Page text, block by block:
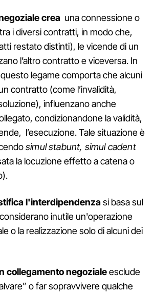
crea una connessione o
i diversi contratti, in modo che,
restato distinti), le vicende di un
l’altro contratto e viceversa. In
legame comporta che alcuni
contratto (come l’invalidità,
influenzano anche
condizionandone la validità,
l’esecuzione. Tale situazione è
simul stabunt, simul cadent
la locuzione effetto a catena o
l'interdipendenzasi basa sul
inutile un'operazione
o la realizzazione solo di alcuni dei
collegamento negozialeesclude
o far sopravvivere qualche